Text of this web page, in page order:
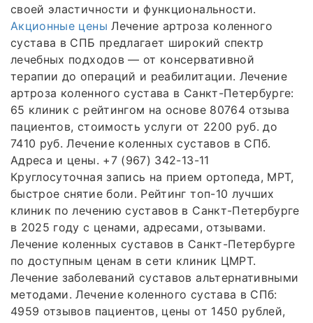
своей эластичности и функциональности.
Акционные цены Лечение артроза коленного
сустава в СПБ предлагает широкий спектр
лечебных подходов — от консервативной
терапии до операций и реабилитации. Лечение
артроза коленного сустава в Санкт-Петербурге:
65 клиник с рейтингом на основе 80764 отзыва
пациентов, стоимость услуги от 2200 руб. до
7410 руб. Лечение коленных суставов в СПб.
Адреса и цены. +7 (967) 342-13-11
Круглосуточная запись на прием ортопеда, МРТ,
быстрое снятие боли. Рейтинг топ-10 лучших
клиник по лечению суставов в Санкт-Петербурге
в 2025 году с ценами, адресами, отзывами.
Лечение коленных суставов в Санкт-Петербурге
по доступным ценам в сети клиник ЦМРТ.
Лечение заболеваний суставов альтернативными
методами. Лечение коленного сустава в СПб:
4959 отзывов пациентов, цены от 1450 рублей,